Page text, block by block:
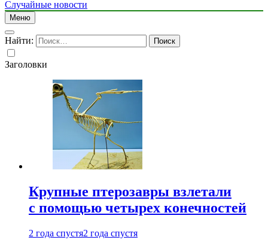
Случайные новости
Меню
Найти:
Заголовки
Крупные птерозавры взлетали
с помощью четырех конечностей
2 года спустя2 года спустя